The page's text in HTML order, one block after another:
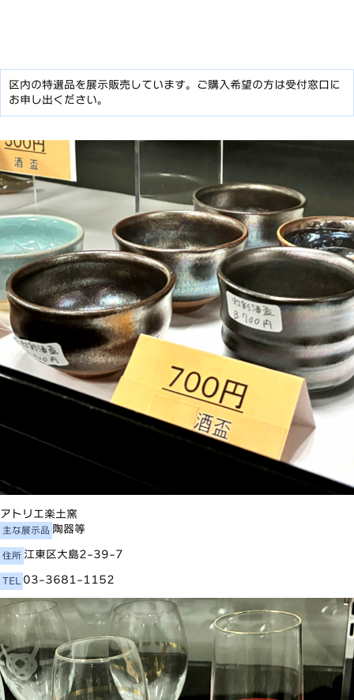
区内の特選品を展示販売しています。ご購入希望の方は受付窓口に
お申し出ください。
アトリエ楽土窯
主な展示品 陶器等
住所 江東区大島2-39-7
TEL 03-3681-1152